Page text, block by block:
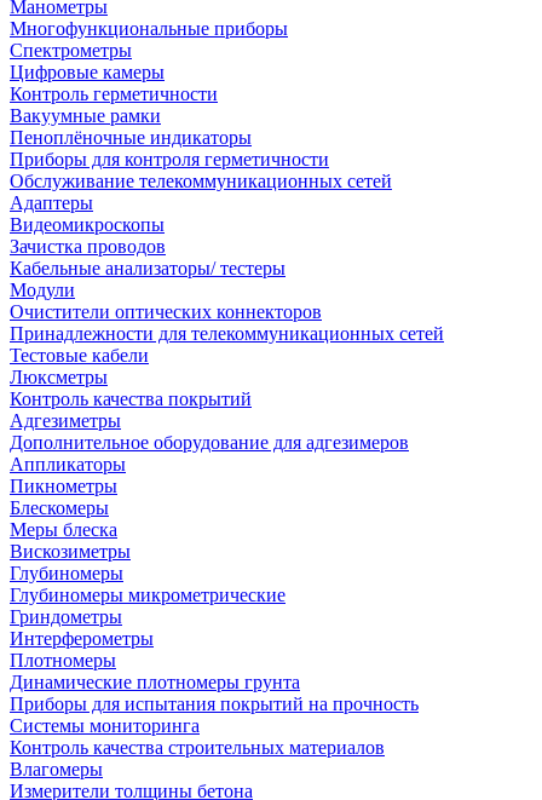
Манометры
Многофункциональные приборы
Спектрометры
Цифровые камеры
Контроль герметичности
Вакуумные рамки
Пеноплёночные индикаторы
Приборы для контроля герметичности
Обслуживание телекоммуникационных сетей
Адаптеры
Видеомикроскопы
Зачистка проводов
Кабельные анализаторы/ тестеры
Модули
Очистители оптических коннекторов
Принадлежности для телекоммуникационных сетей
Тестовые кабели
Люксметры
Контроль качества покрытий
Адгезиметры
Дополнительное оборудование для адгезимеров
Аппликаторы
Пикнометры
Блескомеры
Меры блеска
Вискозиметры
Глубиномеры
Глубиномеры микрометрические
Гриндометры
Интерферометры
Плотномеры
Динамические плотномеры грунта
Приборы для испытания покрытий на прочность
Системы мониторинга
Контроль качества строительных материалов
Влагомеры
Измерители толщины бетона